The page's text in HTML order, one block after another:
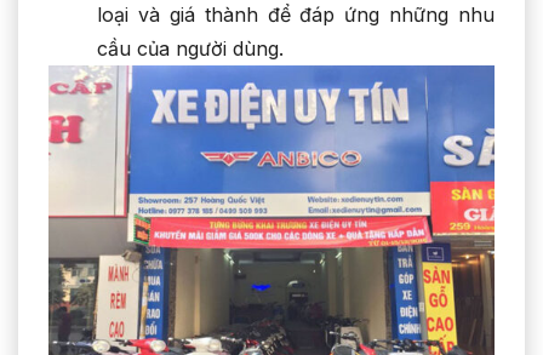
loại và giá thành để đáp ứng những nhu
cầu của người dùng.